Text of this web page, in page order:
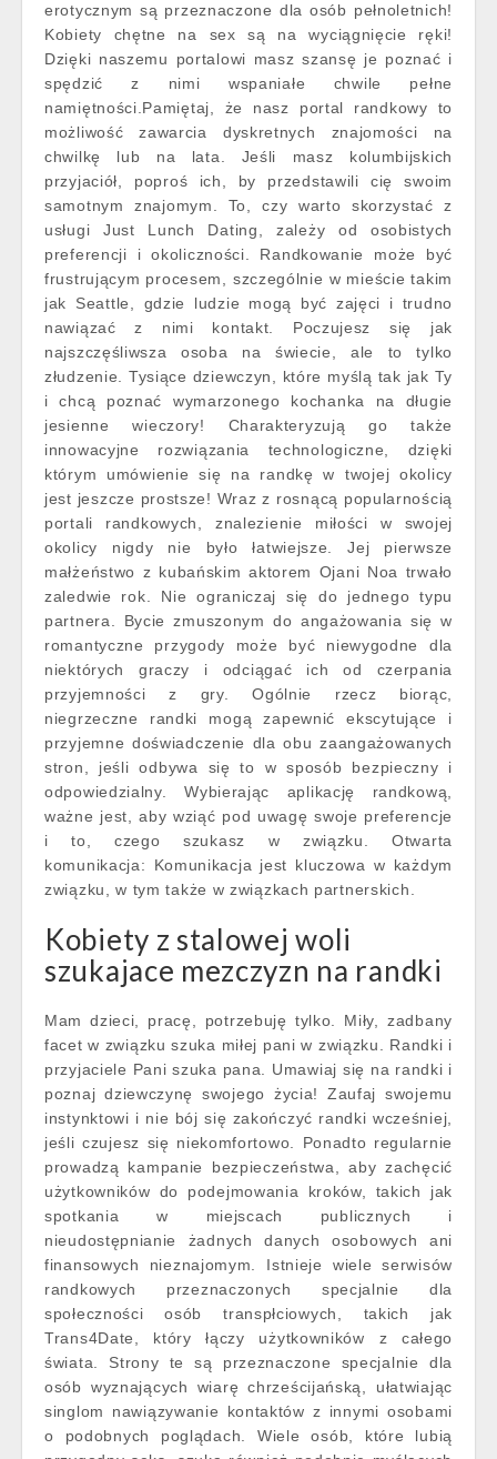
erotycznym są przeznaczone dla osób pełnoletnich!
Kobiety chętne na sex są na wyciągnięcie ręki!
Dzięki naszemu portalowi masz szansę je poznać i
spędzić z nimi wspaniałe chwile pełne
namiętności.Pamiętaj, że nasz portal randkowy to
możliwość zawarcia dyskretnych znajomości na
chwilkę lub na lata. Jeśli masz kolumbijskich
przyjaciół, poproś ich, by przedstawili cię swoim
samotnym znajomym. To, czy warto skorzystać z
usługi Just Lunch Dating, zależy od osobistych
preferencji i okoliczności. Randkowanie może być
frustrującym procesem, szczególnie w mieście takim
jak Seattle, gdzie ludzie mogą być zajęci i trudno
nawiązać z nimi kontakt. Poczujesz się jak
najszczęśliwsza osoba na świecie, ale to tylko
złudzenie. Tysiące dziewczyn, które myślą tak jak Ty
i chcą poznać wymarzonego kochanka na długie
jesienne wieczory! Charakteryzują go także
innowacyjne rozwiązania technologiczne, dzięki
którym umówienie się na randkę w twojej okolicy
jest jeszcze prostsze! Wraz z rosnącą popularnością
portali randkowych, znalezienie miłości w swojej
okolicy nigdy nie było łatwiejsze. Jej pierwsze
małżeństwo z kubańskim aktorem Ojani Noa trwało
zaledwie rok. Nie ograniczaj się do jednego typu
partnera. Bycie zmuszonym do angażowania się w
romantyczne przygody może być niewygodne dla
niektórych graczy i odciągać ich od czerpania
przyjemności z gry. Ogólnie rzecz biorąc,
niegrzeczne randki mogą zapewnić ekscytujące i
przyjemne doświadczenie dla obu zaangażowanych
stron, jeśli odbywa się to w sposób bezpieczny i
odpowiedzialny. Wybierając aplikację randkową,
ważne jest, aby wziąć pod uwagę swoje preferencje
i to, czego szukasz w związku. Otwarta
komunikacja: Komunikacja jest kluczowa w każdym
związku, w tym także w związkach partnerskich.
Kobiety z stalowej woli
szukajace mezczyzn na randki
Mam dzieci, pracę, potrzebuję tylko. Miły, zadbany
facet w związku szuka miłej pani w związku. Randki i
przyjaciele Pani szuka pana. Umawiaj się na randki i
poznaj dziewczynę swojego życia! Zaufaj swojemu
instynktowi i nie bój się zakończyć randki wcześniej,
jeśli czujesz się niekomfortowo. Ponadto regularnie
prowadzą kampanie bezpieczeństwa, aby zachęcić
użytkowników do podejmowania kroków, takich jak
spotkania w miejscach publicznych i
nieudostępnianie żadnych danych osobowych ani
finansowych nieznajomym. Istnieje wiele serwisów
randkowych przeznaczonych specjalnie dla
społeczności osób transpłciowych, takich jak
Trans4Date, który łączy użytkowników z całego
świata. Strony te są przeznaczone specjalnie dla
osób wyznających wiarę chrześcijańską, ułatwiając
singlom nawiązywanie kontaktów z innymi osobami
o podobnych poglądach. Wiele osób, które lubią